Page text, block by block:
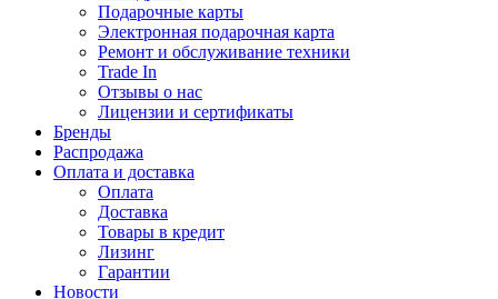
Подарочные карты
Электронная подарочная карта
Ремонт и обслуживание техники
Trade In
Отзывы о нас
Лицензии и сертификаты
Бренды
Распродажа
Оплата и доставка
Оплата
Доставка
Товары в кредит
Лизинг
Гарантии
Новости